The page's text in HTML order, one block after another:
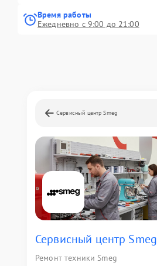
Время работы
Ежедневно с 9:00 до 21:00
Сервисный центр Smeg
Сервисный центр Smeg
Ремонт техники Smeg